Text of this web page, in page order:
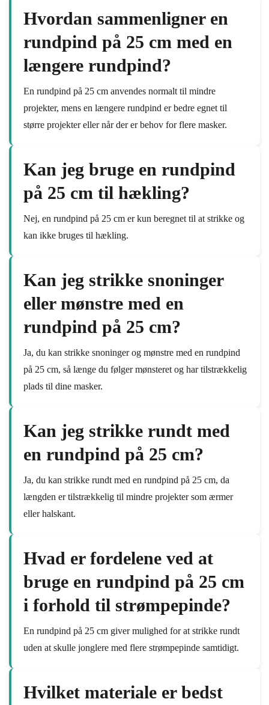
Hvordan sammenligner en
rundpind på 25 cm med en
længere rundpind?
En rundpind på 25 cm anvendes normalt til mindre
projekter, mens en længere rundpind er bedre egnet til
større projekter eller når der er behov for flere masker.
Kan jeg bruge en rundpind
på 25 cm til hækling?
Nej, en rundpind på 25 cm er kun beregnet til at strikke og
kan ikke bruges til hækling.
Kan jeg strikke snoninger
eller mønstre med en
rundpind på 25 cm?
Ja, du kan strikke snoninger og mønstre med en rundpind
på 25 cm, så længe du følger mønsteret og har tilstrækkelig
plads til dine masker.
Kan jeg strikke rundt med
en rundpind på 25 cm?
Ja, du kan strikke rundt med en rundpind på 25 cm, da
længden er tilstrækkelig til mindre projekter som ærmer
eller halskant.
Hvad er fordelene ved at
bruge en rundpind på 25 cm
i forhold til strømpepinde?
En rundpind på 25 cm giver mulighed for at strikke rundt
uden at skulle jonglere med flere strømpepinde samtidigt.
Hvilket materiale er bedst